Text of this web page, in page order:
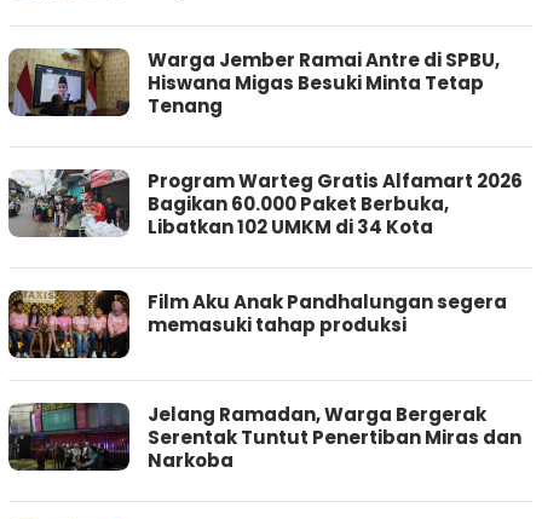
Warga Jember Ramai Antre di SPBU,
Hiswana Migas Besuki Minta Tetap
Tenang
Program Warteg Gratis Alfamart 2026
Bagikan 60.000 Paket Berbuka,
Libatkan 102 UMKM di 34 Kota
Film Aku Anak Pandhalungan segera
memasuki tahap produksi
Jelang Ramadan, Warga Bergerak
Serentak Tuntut Penertiban Miras dan
Narkoba